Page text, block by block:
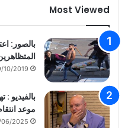
Most Viewed
بالصور:
10/2019
بالفيديو :
موعد
2025